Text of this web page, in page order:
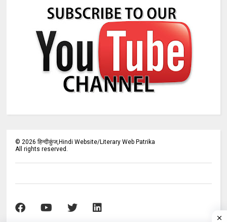
©2026 हिन्दीकुंज,Hindi Website/Literary Web Patrika
All rights reserved.